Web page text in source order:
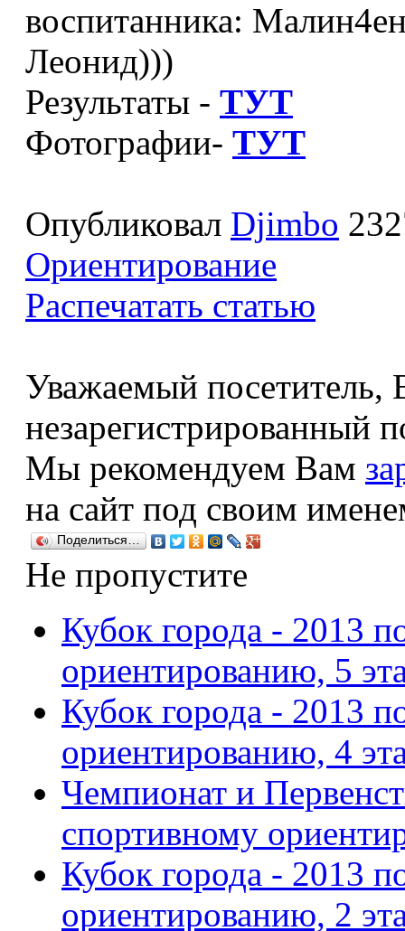
воспитанника:
Леонид)))
Результаты - ТУТ
Фотографии- ТУТ
Опубликовал Djimbo
Ориентирование
Распечатать статью
Уважаемый посетитель,
незарегистрированный
Мы рекомендуем Вам
на сайт под своим
Поделиться…
Не пропустите
Кубок города - 2013
ориентированию, 5
Кубок города - 2013
ориентированию, 4
Чемпионат и
спортивному
Кубок города - 2013
ориентированию, 2